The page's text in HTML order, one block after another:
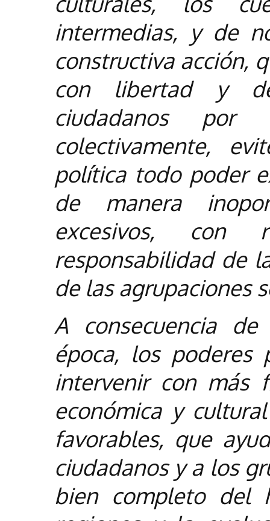
intermedias, y de
constructiva acción,
con libertad y
ciudadanos
colectivamente,
política todo poder
de manera
excesivos, con
responsabilidad de
de las agrupaciones
A consecuencia
época, los poderes
intervenir con más
económica y
favorables, que
ciudadanos y a los
bien completo del